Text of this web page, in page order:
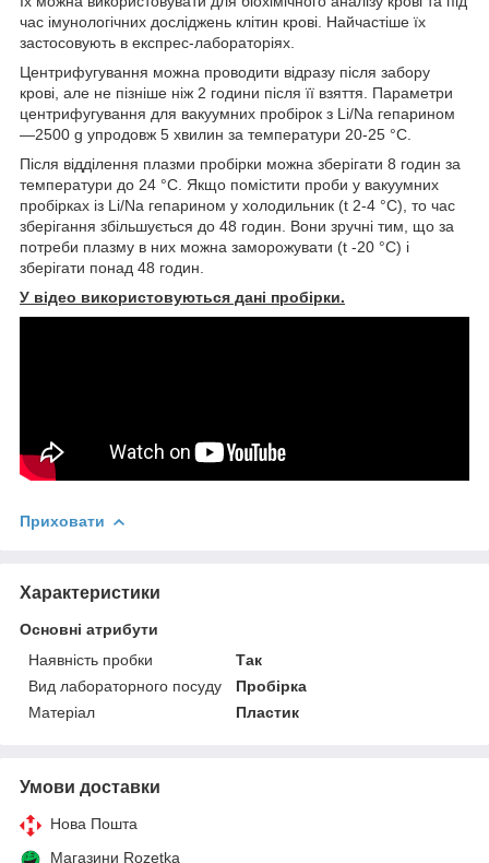
час імунологічних досліджень клітин крові. Найчастіше їх
застосовують в експрес-лабораторіях.
Центрифугування можна проводити відразу після забору
крові, але не пізніше ніж 2 години після її взяття. Параметри
центрифугування для вакуумних пробірок з Li/Na гепарином
—2500 g упродовж 5 хвилин за температури 20-25 °C.
Після відділення плазми пробірки можна зберігати 8 годин за
температури до 24 °C. Якщо помістити проби у вакуумних
пробірках із Li/Na гепарином у холодильник (t 2-4 °C), то час
зберігання збільшується до 48 годин. Вони зручні тим, що за
потреби плазму в них можна заморожувати (t -20 °C) і
зберігати понад 48 годин.
У відео використовуються дані пробірки.
Приховати
Характеристики
Основні атрибути
Наявність пробки
Так
Вид лабораторного посуду
Пробірка
Матеріал
Пластик
Умови доставки
Нова Пошта
Магазини Rozetka